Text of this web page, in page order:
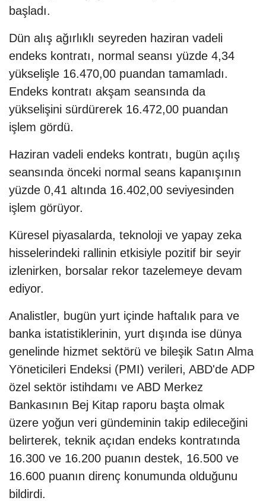
başladı.
Dün alış ağırlıklı seyreden haziran vadeli
endeks kontratı, normal seansı yüzde 4,34
yükselişle 16.470,00 puandan tamamladı.
Endeks kontratı akşam seansında da
yükselişini sürdürerek 16.472,00 puandan
işlem gördü.
Haziran vadeli endeks kontratı, bugün açılış
seansında önceki normal seans kapanışının
yüzde 0,41 altında 16.402,00 seviyesinden
işlem görüyor.
Küresel piyasalarda, teknoloji ve yapay zeka
hisselerindeki rallinin etkisiyle pozitif bir seyir
izlenirken, borsalar rekor tazelemeye devam
ediyor.
Analistler, bugün yurt içinde haftalık para ve
banka istatistiklerinin, yurt dışında ise dünya
genelinde hizmet sektörü ve bileşik Satın Alma
Yöneticileri Endeksi (PMI) verileri, ABD'de ADP
özel sektör istihdamı ve ABD Merkez
Bankasının Bej Kitap raporu başta olmak
üzere yoğun veri gündeminin takip edileceğini
belirterek, teknik açıdan endeks kontratında
16.300 ve 16.200 puanın destek, 16.500 ve
16.600 puanın direnç konumunda olduğunu
bildirdi.